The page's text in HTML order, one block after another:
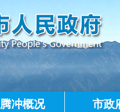
腾冲概况 市政